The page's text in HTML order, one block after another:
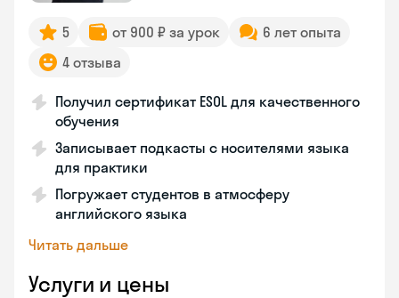
5 от 900 ₽ за урок
6 лет опыта
4 отзыва
Получил сертификат ESOL для качественного
обучения
Записывает подкасты с носителями языка
для практики
Погружает студентов в атмосферу
английского языка
Читать дальше
Услуги и цены